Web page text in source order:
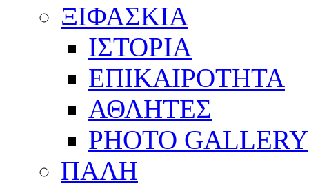
ΞΙΦΑΣΚΙΑ
ΙΣΤΟΡΙΑ
ΕΠΙΚΑΙΡΟΤΗΤΑ
ΑΘΛΗΤΕΣ
PHOTO GALLERY
ΠΑΛΗ